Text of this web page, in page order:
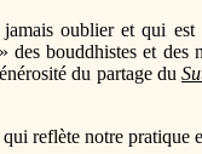
oublier et qui
des bouddhistes et des
du partage du
reflète notre